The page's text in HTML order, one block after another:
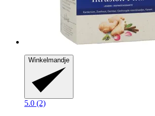
Winkelmandje
5.0 (2)